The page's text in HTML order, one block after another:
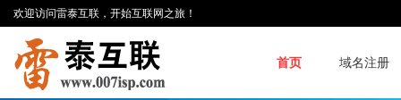
欢迎访问雷泰互联，开始互联网之旅！
首页 域名注册